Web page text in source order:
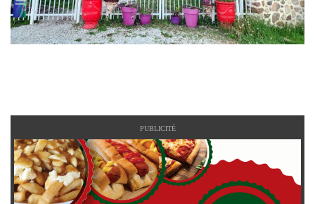
PUBLICITÉ